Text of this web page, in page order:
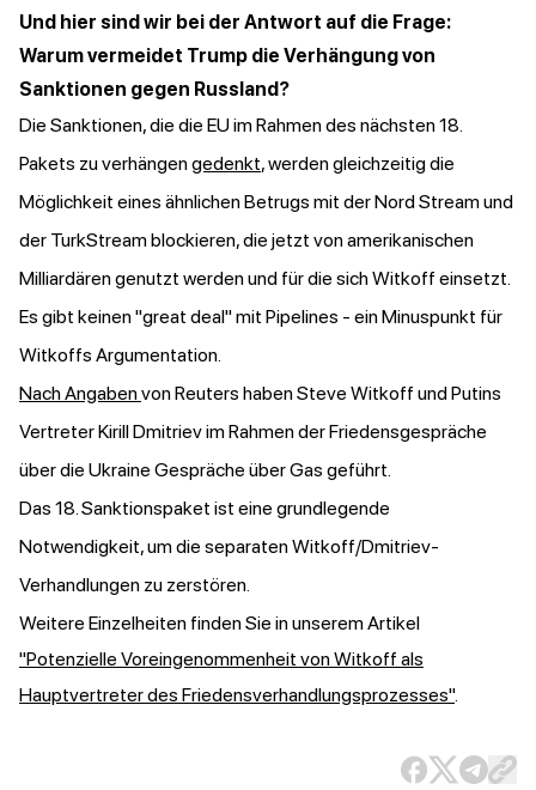
Und hier sind wir bei der Antwort auf die Frage:
Warum vermeidet Trump die Verhängung von
Sanktionen gegen Russland?
Die Sanktionen, die die EU im Rahmen des nächsten 18.
Pakets zu verhängengedenkt, werden gleichzeitig die
Möglichkeit eines ähnlichen Betrugs mit der Nord Stream und
der TurkStream blockieren, die jetzt von amerikanischen
Milliardären genutzt werden und für die sich Witkoff einsetzt.
Es gibt keinen "great deal" mit Pipelines - ein Minuspunkt für
Witkoffs Argumentation.
Nach Angabenvon Reuters haben Steve Witkoff und Putins
Vertreter Kirill Dmitriev im Rahmen der Friedensgespräche
über die Ukraine Gespräche über Gas geführt.
Das 18. Sanktionspaket ist eine grundlegende
Notwendigkeit, um die separaten Witkoff/Dmitriev-
Verhandlungen zu zerstören.
Weitere Einzelheiten finden Sie in unserem Artikel
"Potenzielle Voreingenommenheit von Witkoff als
Hauptvertreter des Friedensverhandlungsprozesses".